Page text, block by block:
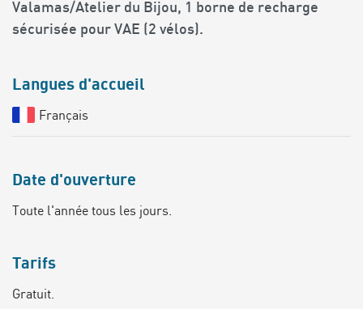
Valamas/Atelier du Bijou, 1 borne de recharge
sécurisée pour VAE (2 vélos).
Langues d'accueil
Français
Date d'ouverture
Toute l'année tous les jours.
Tarifs
Gratuit.